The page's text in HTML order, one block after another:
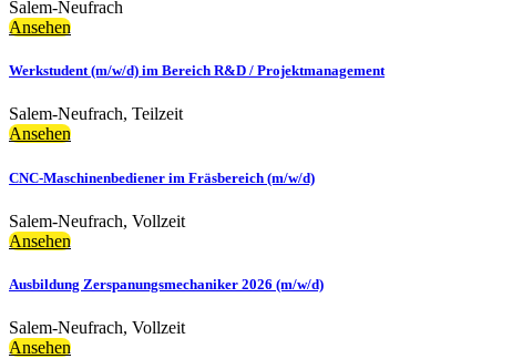
Salem-Neufrach
Ansehen
Werkstudent (m/w/d) im Bereich R&D / Projektmanagement
Salem-Neufrach, Teilzeit
Ansehen
CNC-Maschinenbediener im Fräsbereich (m/w/d)
Salem-Neufrach, Vollzeit
Ansehen
Ausbildung Zerspanungsmechaniker 2026 (m/w/d)
Salem-Neufrach, Vollzeit
Ansehen